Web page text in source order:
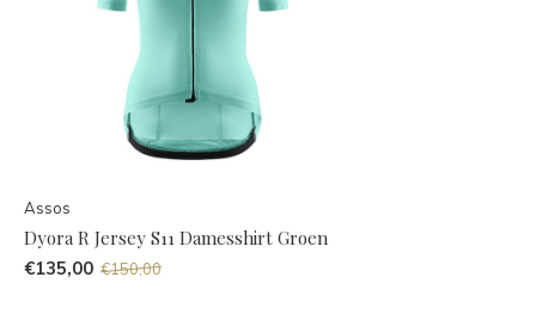
Assos
Dyora R Jersey S11 Damesshirt Groen
€135,00 €150,00